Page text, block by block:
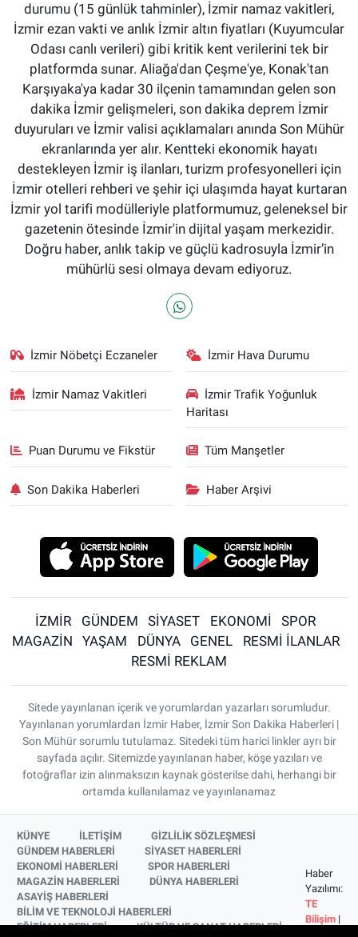
durumu (15 günlük tahminler), İzmir namaz vakitleri,
İzmir ezan vakti ve anlık İzmir altın fiyatları (Kuyumcular
Odası canlı verileri) gibi kritik kent verilerini tek bir
platformda sunar. Aliağa'dan Çeşme'ye, Konak'tan
Karşıyaka'ya kadar 30 ilçenin tamamından gelen son
dakika İzmir gelişmeleri, son dakika deprem İzmir
duyuruları ve İzmir valisi açıklamaları anında Son Mühür
ekranlarında yer alır. Kentteki ekonomik hayatı
destekleyen İzmir iş ilanları, turizm profesyonelleri için
İzmir otelleri rehberi ve şehir içi ulaşımda hayat kurtaran
İzmir yol tarifi modülleriyle platformumuz, geleneksel bir
gazetenin ötesinde İzmir'in dijital yaşam merkezidir.
Doğru haber, anlık takip ve güçlü kadrosuyla İzmir’in
mühürlü sesi olmaya devam ediyoruz.
İzmir Nöbetçi Eczaneler İzmir Hava Durumu
İzmir Namaz Vakitleri
İzmir Trafik Yoğunluk
Haritası
Puan Durumu ve Fikstür Tüm Manşetler
Son Dakika Haberleri Haber Arşivi
İZMİR GÜNDEM SİYASET EKONOMİ
SPOR
MAGAZİN
YAŞAM DÜNYA GENEL
RESMİ İLANLAR
RESMİ REKLAM
Sitede yayınlanan içerik ve yorumlardan yazarları sorumludur.
Yayınlanan yorumlardan İzmir Haber, İzmir Son Dakika Haberleri |
Son Mühür sorumlu tutulamaz. Sitedeki tüm harici linkler ayrı bir
sayfada açılır. Sitemizde yayınlanan haber, köşe yazıları ve
fotoğraflar izin alınmaksızın kaynak gösterilse dahi, herhangi bir
ortamda kullanılamaz ve yayınlanamaz
KÜNYE İLETİŞİM
GİZLİLİK SÖZLEŞMESİ
GÜNDEM HABERLERİ
SİYASET HABERLERİ
EKONOMİ HABERLERİ
SPOR HABERLERİ
MAGAZİN HABERLERİ
DÜNYA HABERLERİ
ASAYİŞ HABERLERİ
BİLİM VE TEKNOLOJİ HABERLERİ
EĞİTİM HABERLERİ
KÜLTÜR VE SANAT HABERLERİ
Haber
Yazılımı:
TE
Bilişim |